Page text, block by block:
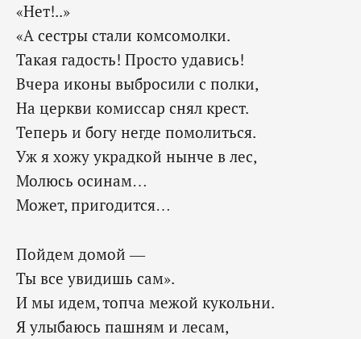
«Нет!..»
«А сестры стали комсомолки.
Такая гадость! Просто удавись!
Вчера иконы выбросили с полки,
На церкви комиссар снял крест.
Теперь и богу негде помолиться.
Уж я хожу украдкой нынче в лес,
Молюсь осинам…
Может, пригодится…
Пойдем домой —
Ты все увидишь сам».
И мы идем, топча межой кукольни.
Я улыбаюсь пашням и лесам,